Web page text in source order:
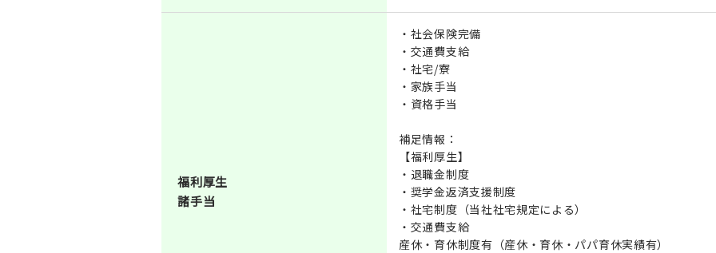
福利厚生
諸手当
・社会保険完備
・交通費支給
・社宅/寮
・家族手当
・資格手当
補足情報：
【福利厚生】
・退職金制度
・奨学金返済支援制度
・社宅制度（当社社宅規定による）
・交通費支給
産休・育休制度有（産休・育休・パパ育休実績有）